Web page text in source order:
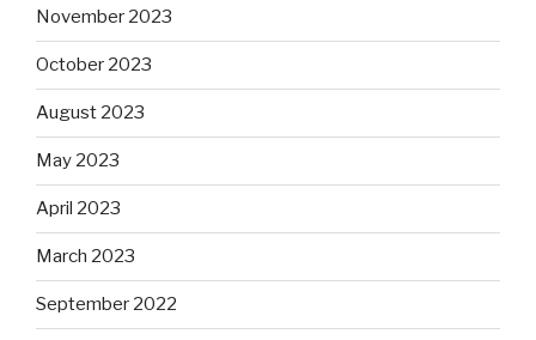
November 2023
October 2023
August 2023
May 2023
April 2023
March 2023
September 2022